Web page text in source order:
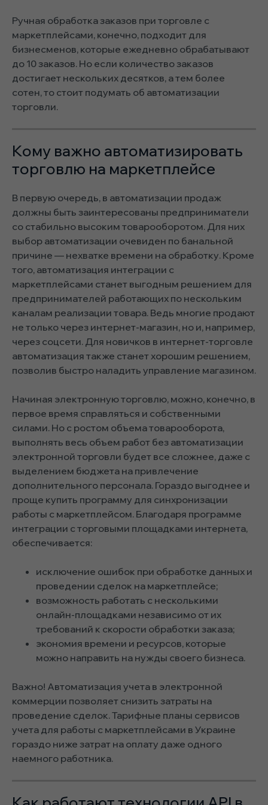
Ручная обработка заказов при торговле с
маркетплейсами, конечно, подходит для
бизнесменов, которые ежедневно обрабатывают
до 10 заказов. Но если количество заказов
достигает нескольких десятков, а тем более
сотен, то стоит подумать об автоматизации
торговли.
Кому важно автоматизировать
торговлю на маркетплейсе
В первую очередь, в автоматизации продаж
должны быть заинтересованы предприниматели
со стабильно высоким товарооборотом. Для них
выбор автоматизации очевиден по банальной
причине — нехватке времени на обработку. Кроме
того, автоматизация интеграции с
маркетплейсами станет выгодным решением для
предпринимателей работающих по нескольким
каналам реализации товара. Ведь многие продают
не только через интернет-магазин, но и, например,
через соцсети. Для новичков в интернет-торговле
автоматизация также станет хорошим решением,
позволив быстро наладить управление магазином.
Начиная электронную торговлю, можно, конечно, в
первое время справляться и собственными
силами. Но с ростом объема товарооборота,
выполнять весь объем работ без автоматизации
электронной торговли будет все сложнее, даже с
выделением бюджета на привлечение
дополнительного персонала. Гораздо выгоднее и
проще купить программу для синхронизации
работы с маркетплейсом. Благодаря программе
интеграции с торговыми площадками интернета,
обеспечивается:
исключение ошибок при обработке данных и
проведении сделок на маркетплейсе;
возможность работать с несколькими
онлайн-площадками независимо от их
требований к скорости обработки заказа;
экономия времени и ресурсов, которые
можно направить на нужды своего бизнеса.
Важно! Автоматизация учета в электронной
коммерции позволяет снизить затраты на
проведение сделок. Тарифные планы сервисов
учета для работы с маркетплейсами в Украине
гораздо ниже затрат на оплату даже одного
наемного работника.